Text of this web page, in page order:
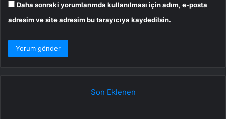
Daha sonraki yorumlarımda kullanılması için adım, e-posta
adresim ve site adresim bu tarayıcıya kaydedilsin.
Son Eklenen